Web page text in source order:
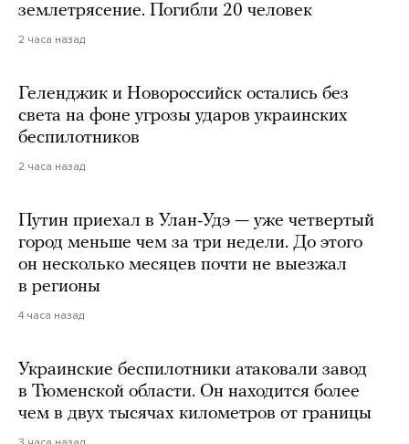
землетрясение. Погибли 20 человек
2 часа назад
Геленджик и Новороссийск остались без
света на фоне угрозы ударов украинских
беспилотников
2 часа назад
Путин приехал в Улан-Удэ — уже четвертый
город меньше чем за три недели. До этого
он несколько месяцев почти не выезжал
в регионы
4 часа назад
Украинские беспилотники атаковали завод
в Тюменской области. Он находится более
чем в двух тысячах километров от границы